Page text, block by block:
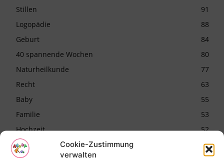
Cookie-Zustimmung
verwalten
Stillen
91
Logopädie
88
Geburt
84
40 spannende Wochen
80
Naturheilkunde
77
Recht
63
Baby
55
Familie
53
Hochzeit
52
Ernährung
52